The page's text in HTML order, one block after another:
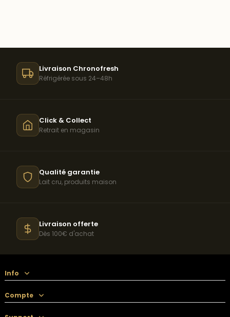
Livraison Chronofresh
Réfrigérée sous 24–48h
Click & Collect
Retrait en magasin
Qualité garantie
Lait cru, produits maison
Livraison offerte
Dès 100€ d'achat
Info
Compte